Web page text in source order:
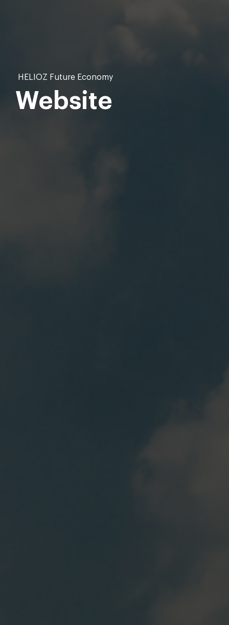
HELIOZ Future Economy
Website